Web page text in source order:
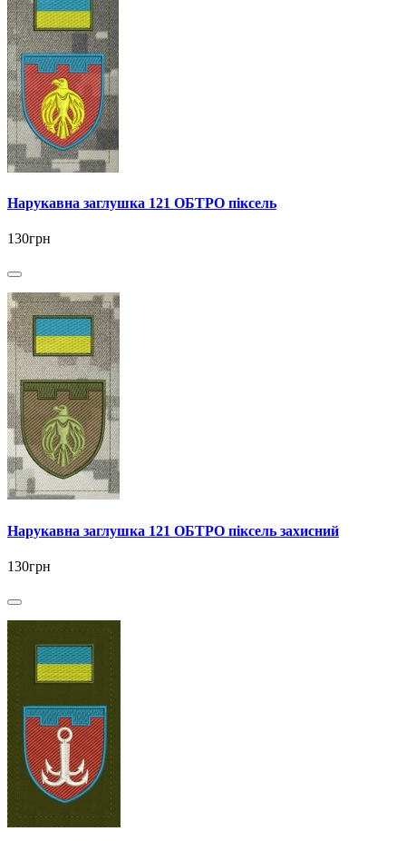
Нарукавна заглушка 121 ОБТРО піксель
130грн
Нарукавна заглушка 121 ОБТРО піксель захисний
130грн